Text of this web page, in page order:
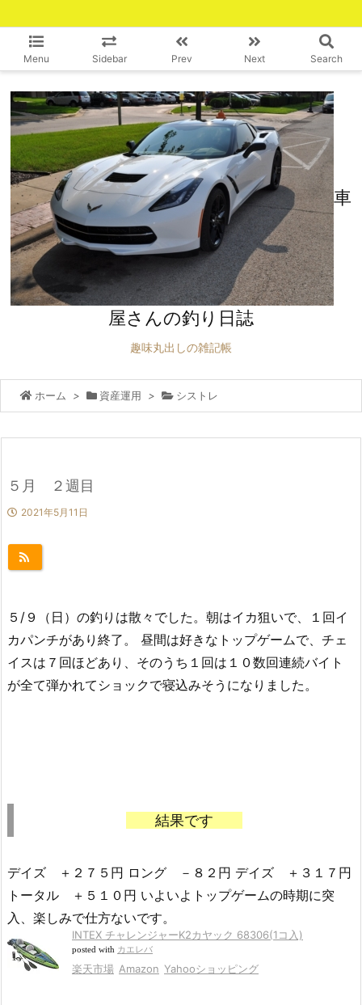
Menu Sidebar Prev Next Search
車
屋さんの釣り日誌
趣味丸出しの雑記帳
ホーム > 資産運用 > シストレ
５月 ２週目
2021年5月11日
５/９（日）の釣りは散々でした。朝はイカ狙いで、１回イ
カパンチがあり終了。 昼間は好きなトップゲームで、チェ
イスは７回ほどあり、そのうち１回は１０数回連続バイト
が全て弾かれてショックで寝込みそうになりました。
結果です
デイズ ＋２７５円 ロング －８２円 デイズ ＋３１７円
トータル ＋５１０円 いよいよトップゲームの時期に突
入、楽しみで仕方ないです。
INTEX チャレンジャーK2カヤック 68306(1コ入)
posted with カエレバ
楽天市場 Amazon Yahooショッピング